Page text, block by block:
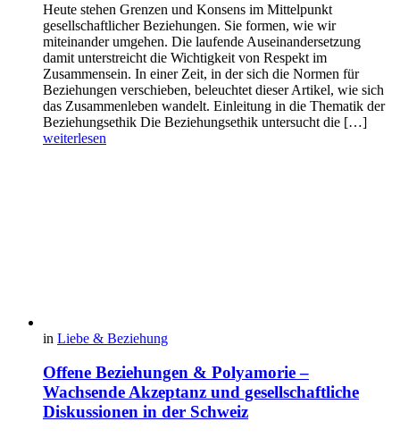
Heute stehen Grenzen und Konsens im Mittelpunkt
gesellschaftlicher Beziehungen. Sie formen, wie wir
miteinander umgehen. Die laufende Auseinandersetzung
damit unterstreicht die Wichtigkeit von Respekt im
Zusammensein. In einer Zeit, in der sich die Normen für
Beziehungen verschieben, beleuchtet dieser Artikel, wie sich
das Zusammenleben wandelt. Einleitung in die Thematik der
Beziehungsethik Die Beziehungsethik untersucht die […]
weiterlesen
in Liebe & Beziehung
Offene Beziehungen & Polyamorie –
Wachsende Akzeptanz und gesellschaftliche
Diskussionen in der Schweiz